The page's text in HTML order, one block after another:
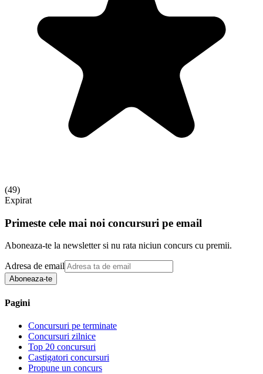
(49)
Expirat
Primeste cele mai noi concursuri pe email
Aboneaza-te la newsletter si nu rata niciun concurs cu premii.
Adresa de email
Aboneaza-te
Pagini
Concursuri pe terminate
Concursuri zilnice
Top 20 concursuri
Castigatori concursuri
Propune un concurs